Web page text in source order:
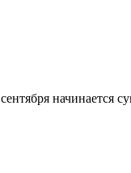
начинается